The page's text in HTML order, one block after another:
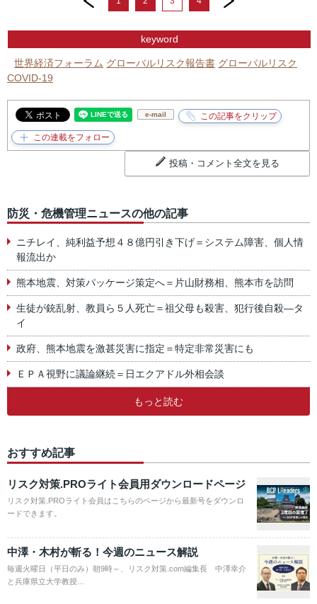
keyword
世界経済フォーラム グローバルリスク報告書 グローバルリスク
COVID-19
e-mail
投稿・コメント全文を見る
防災・危機管理ニュースの他の記事
ニチレイ、純利益予想４８億円引き下げ＝システム障害、個人情
報流出か
熊本地震、対策パッケージ策定へ＝片山財務相、熊本市を訪問
生徒が銃乱射、教員ら５人死亡＝祖父母も殺害、犯行後自殺―タ
イ
政府、熊本地震を激甚災害に指定＝特定非常災害にも
ＥＰＡ視野に議論継続＝日エクアドル外相会談
もっと読む
おすすめ記事
リスク対策.PROライト会員用ダウンロードページ
リスク対策.PROライト会員はこちらのページから最新号をダウンロ
ードできます。
中澤・木村が斬る！今週のニュース解説
毎週火曜日（平日のみ）朝9時～、リスク対策.com編集長 中澤幸介
と兵庫県立大学教授…